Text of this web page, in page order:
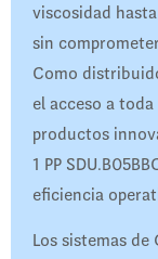
viscosidad
sin
Como
el acceso a
productos
1 PP
eficiencia
Los sistemas de